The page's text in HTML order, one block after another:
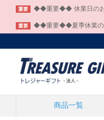
重要 ◆◆重要◆◆ 休業日のお
重要 ◆◆重要◆◆夏季休業の
商品一覧